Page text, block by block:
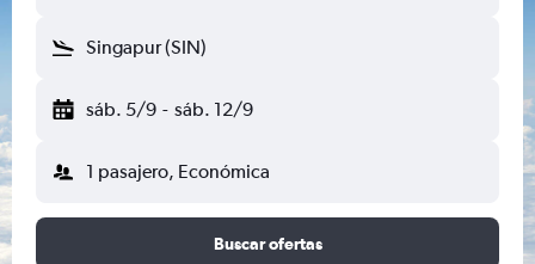
Singapur (SIN)
sáb. 5/9 - sáb. 12/9
1 pasajero, Económica
Buscar ofertas